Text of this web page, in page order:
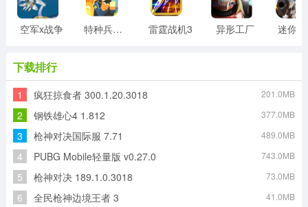
空军x战争 特种兵王游戏 雷霆战机3 异形工厂
下载排行
1 疯狂掠食者 300.1.20.3018 201.0MB
2 钢铁雄心4 1.812 377.0MB
3 枪神对决国际服 7.71 489.0MB
4 PUBG Mobile轻量版 v0.27.0 743.0MB
5 枪神对决 189.1.0.3018 73.0MB
6 全民枪神边境王者 3 41.0MB